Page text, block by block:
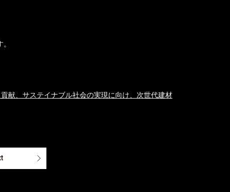
献、サステイナブル社会の実現に向け、次世代建材